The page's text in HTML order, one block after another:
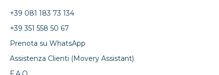
+39 081 183 73 134
+39 351 558 50 67
Prenota su WhatsApp
Assistenza Clienti (Movery Assistant)